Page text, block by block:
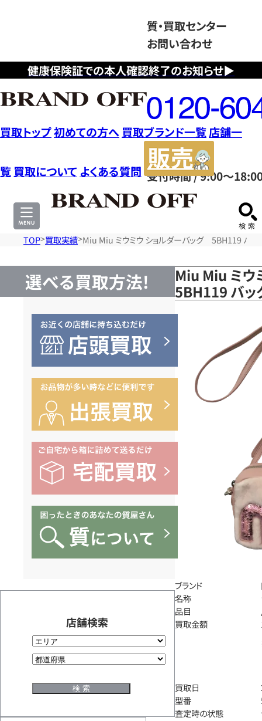
健康保険証での本人確認終了のお知らせ▶
質・買取センター
お問い合わせ
フ
リ
ー
ダ
イ
ヤ
ル
0120604117
受付時間 / 9:00～
買取トップ初めての方へ 買取ブランド一覧店舗一
覧 買取について よくある質問
サ
TOP 買取実績 Miu Miu ミウミウ ショルダーバッグ 5BH119 バ
選べる買取方法!
店舗検索
Miu Miu ミ
5BH119 バ
ブランド
名称
品目
買取金額
買取日
型番
査定時の状態